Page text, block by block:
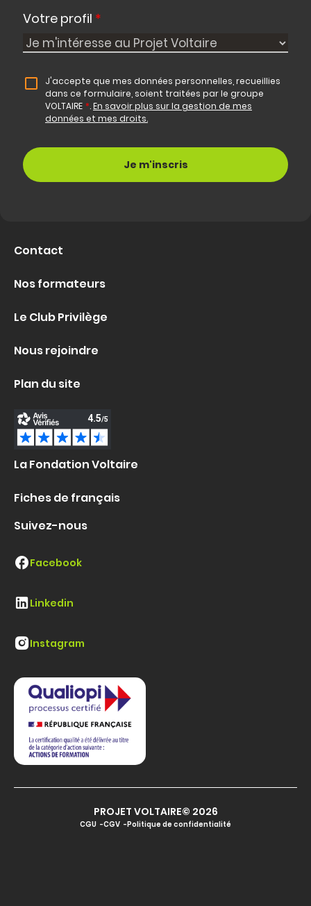
Votre profil *
J'accepte que mes données personnelles, recueillies
dans ce formulaire, soient traitées par le groupe
VOLTAIRE *.En savoir plus sur la gestion de mes
données et mes droits.
Contact
Nos formateurs
Le Club Privilège
Nous rejoindre
Plan du site
La Fondation Voltaire
Fiches de français
Suivez-nous
Facebook
Linkedin
Instagram
PROJET VOLTAIRE© 2026
CGU CGV Politique de confidentialité